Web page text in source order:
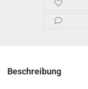
Beschreibung